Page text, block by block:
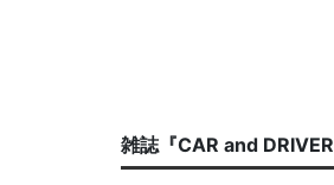
雑誌『CAR and